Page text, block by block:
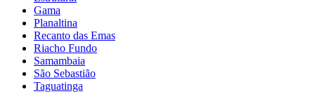
Gama
Planaltina
Recanto das Emas
Riacho Fundo
Samambaia
São Sebastião
Taguatinga